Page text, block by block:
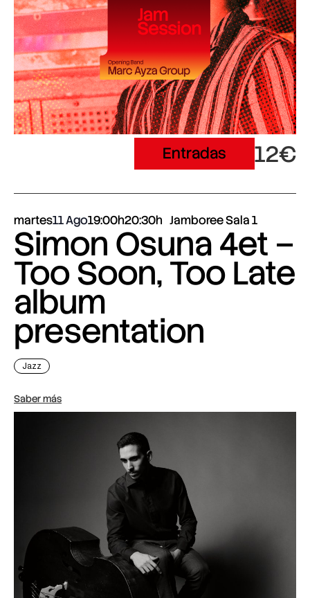
Entradas 12€
martes11 Ago19:00h20:30h Jamboree Sala 1
Simon Osuna 4et –
Too Soon, Too Late
album
presentation
Jazz
Saber más